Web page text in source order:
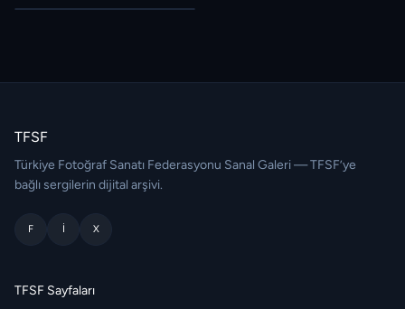
TFSF
Türkiye Fotoğraf Sanatı Federasyonu Sanal Galeri — TFSF’ye
bağlı sergilerin dijital arşivi.
F I X
TFSF Sayfaları